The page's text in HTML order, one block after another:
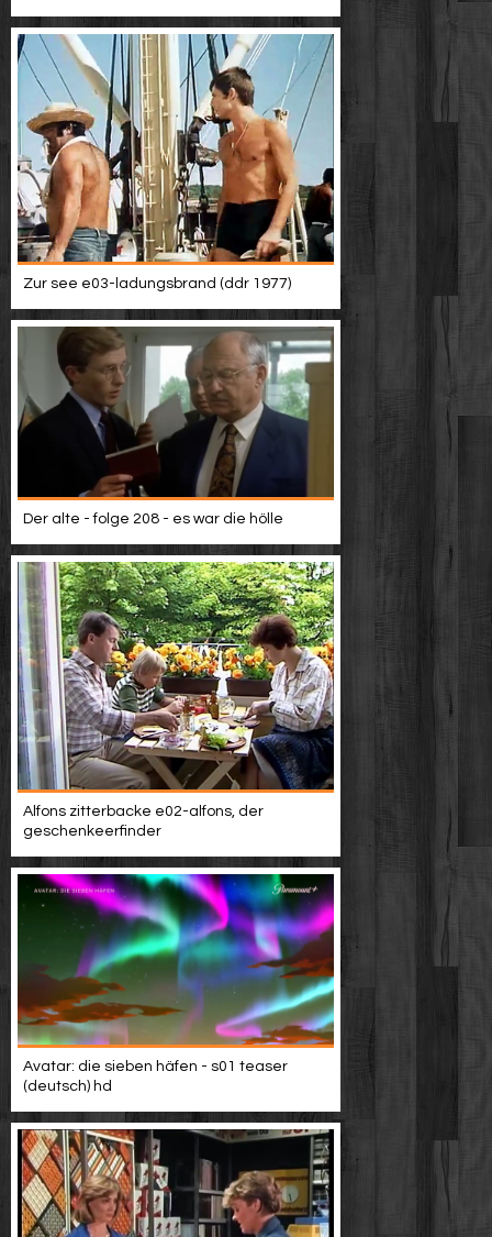
Zur see e03-ladungsbrand (ddr 1977)
Der alte - folge 208 - es war die hölle
Alfons zitterbacke e02-alfons, der
geschenkeerfinder
Avatar: die sieben häfen - s01 teaser
(deutsch) hd